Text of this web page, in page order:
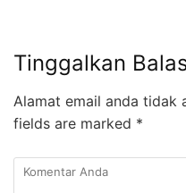
Tinggalkan
Alamat email anda tidak
fields are marked *